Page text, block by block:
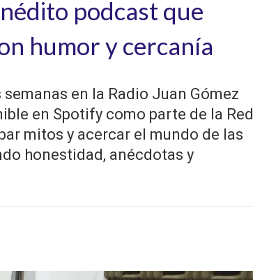
podcast que
humor y cercanía
en la Radio Juan Gómez
en Spotify como parte de la Red
mitos y acercar el mundo de las
honestidad, anécdotas y